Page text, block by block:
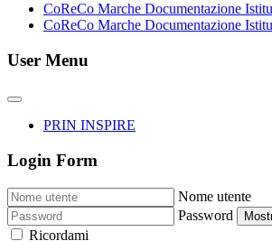
CoReCo Marche Documentazione
CoReCo Marche Documentazione
User Menu
PRIN INSPIRE
Login Form
Nome utente
Password
Ricordami